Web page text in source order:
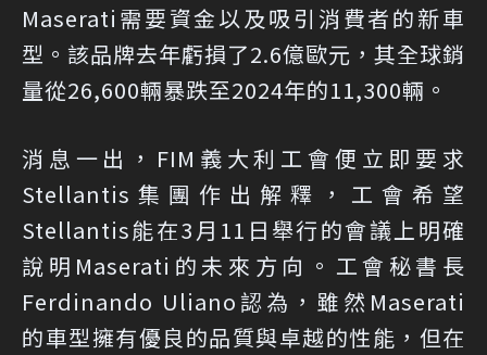
Maserati需要資金以及吸引消費者的新車
型。該品牌去年虧損了2.6億歐元，其全球銷
量從26,600輛暴跌至2024年的11,300輛。
消息一出，FIM義大利工會便立即要求
Stellantis集團作出解釋，工會希望
Stellantis能在3月11日舉行的會議上明確
說明Maserati的未來方向。工會秘書長
Ferdinando Uliano認為，雖然Maserati
的車型擁有優良的品質與卓越的性能，但在